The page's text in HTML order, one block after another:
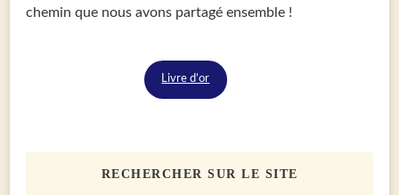
chemin que nous avons partagé ensemble !
Livre d’or
RECHERCHER SUR LE SITE